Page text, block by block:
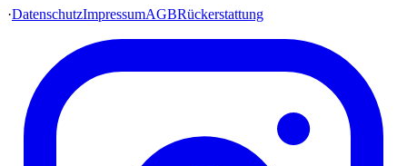
·DatenschutzImpressumAGBRückerstattung